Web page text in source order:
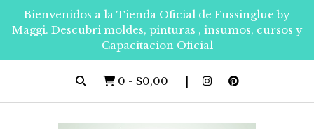
Bienvenidos a la Tienda Oficial de Fussinglue by
Maggi. Descubri moldes, pinturas , insumos, cursos y
Capacitacion Oficial
0 - $0,00